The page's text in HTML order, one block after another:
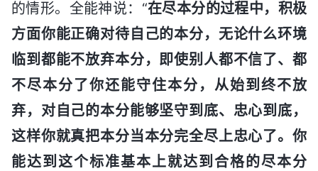
的情形。全能神说：“在尽本分的过程中，积极
方面你能正确对待自己的本分，无论什么环境
临到都能不放弃本分，即使别人都不信了、都
不尽本分了你还能守住本分，从始到终不放
弃，对自己的本分能够坚守到底、忠心到底，
这样你就真把本分当本分完全尽上忠心了。你
能达到这个标准基本上就达到合格的尽本分